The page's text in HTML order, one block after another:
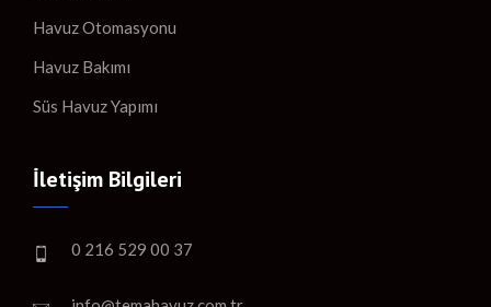
Havuz Otomasyonu
Havuz Bakımı
Süs Havuz Yapımı
İletişim Bilgileri
0 216 529 00 37